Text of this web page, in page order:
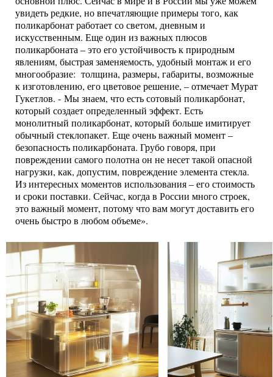
увидеть редкие, но впечатляющие примеры того, как
поликарбонат работает со светом, дневным и
искусственным. Еще один из важных плюсов
поликарбоната – это его устойчивость к природным
явлениям, быстрая заменяемость, удобный монтаж и его
многообразие: толщина, размеры, габариты, возможные
к изготовлению, его цветовое решение, – отмечает Мурат
Гукетлов. - Мы знаем, что есть сотовый поликарбонат,
который создает определенный эффект. Есть
монолитный поликарбонат, который больше имитирует
обычный стеклопакет. Еще очень важный момент –
безопасность поликарбоната. Грубо говоря, при
повреждении самого полотна он не несет такой опасной
нагрузки, как, допустим, повреждение элемента стекла.
Из интересных моментов использования – его стоимость
и сроки поставки. Сейчас, когда в России много строек,
это важный момент, потому что вам могут доставить его
очень быстро в любом объеме».